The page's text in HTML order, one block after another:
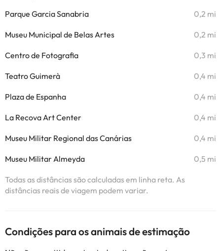
Parque Garcia Sanabria 0,2 mi
Museu Municipal de Belas Artes 0,2 mi
Centro de Fotografia 0,3 mi
Teatro Guimerà 0,4 mi
Plaza de Espanha 0,4 mi
La Recova Art Center 0,4 mi
Museu Militar Regional das Canárias 0,4 mi
Museu Militar Almeyda 0,5 mi
Todas as distâncias são calculadas em linha reta. As
distâncias reais de viagem podem variar.
Condições para os animais de estimação